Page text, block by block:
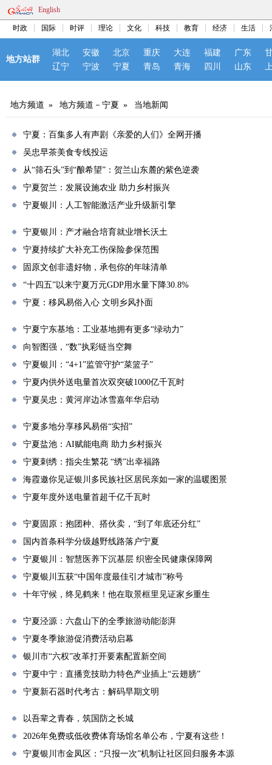
English
时政 国际 时评 理论 文化 科技 教育 经济 生活
地方站群
湖北 安徽 北京 重庆 大连 福建 广东
辽宁
宁波 宁夏 青岛 青海 四川 山东
地方频道 » 地方频道－宁夏 » 当地新闻
宁夏：百集多人有声剧《亲爱的人们》全网开播
吴忠早茶美食专线投运
从“筛石头”到“酿希望”：贺兰山东麓的紫色逆袭
宁夏贺兰：发展设施农业 助力乡村振兴
宁夏银川：人工智能激活产业升级新引擎
宁夏银川：产才融合培育就业增长沃土
宁夏持续扩大补充工伤保险参保范围
固原文创非遗好物，承包你的年味清单
“十四五”以来宁夏万元GDP用水量下降30.8%
宁夏：移风易俗入心 文明乡风扑面
宁夏宁东基地：工业基地拥有更多“绿动力”
向智图强，“数”执彩链当空舞
宁夏银川：“4+1”监管守护“菜篮子”
宁夏内供外送电量首次双突破1000亿千瓦时
宁夏吴忠：黄河岸边冰雪嘉年华启动
宁夏多地分享移风易俗“实招”
宁夏盐池：AI赋能电商 助力乡村振兴
宁夏刺绣：指尖生繁花 “绣”出幸福路
海霞邀你见证银川多民族社区居民亲如一家的温暖图景
宁夏年度外送电量首超千亿千瓦时
宁夏固原：抱团种、搭伙卖，“到了年底还分红”
国内首条科学分级越野线路落户宁夏
宁夏银川：智慧医养下沉基层 织密全民健康保障网
宁夏银川五获“中国年度最佳引才城市”称号
十年守候，终见鹤来！他在取景框里见证家乡重生
宁夏泾源：六盘山下的全季旅游动能澎湃
宁夏冬季旅游促消费活动启幕
银川市“六权”改革打开要素配置新空间
宁夏中宁：直播竞技助力特色产业插上“云翅膀”
宁夏新石器时代考古：解码早期文明
以吾辈之青春，筑国防之长城
2026年免费或低收费体育场馆名单公布，宁夏有这些！
宁夏银川市金凤区：“只报一次”机制让社区回归服务本源